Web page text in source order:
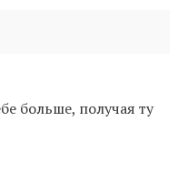
больше, получая ту